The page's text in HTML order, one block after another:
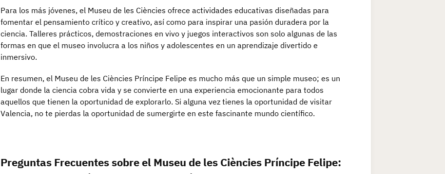
Para los más jóvenes, el Museu de les Ciències ofrece actividades educativas diseñadas para
fomentar el pensamiento crítico y creativo, así como para inspirar una pasión duradera por la
ciencia. Talleres prácticos, demostraciones en vivo y juegos interactivos son solo algunas de las
formas en que el museo involucra a los niños y adolescentes en un aprendizaje divertido e
inmersivo.
En resumen, el Museu de les Ciències Príncipe Felipe es mucho más que un simple museo; es un
lugar donde la ciencia cobra vida y se convierte en una experiencia emocionante para todos
aquellos que tienen la oportunidad de explorarlo. Si alguna vez tienes la oportunidad de visitar
Valencia, no te pierdas la oportunidad de sumergirte en este fascinante mundo científico.
Preguntas Frecuentes sobre el Museu de les Ciències Príncipe Felipe: